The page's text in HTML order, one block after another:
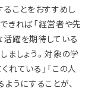
ることをおすすめし
きれば「経営者や先
躍を期待している
ましょう。対象の学
れている」「この人
うにすることが、